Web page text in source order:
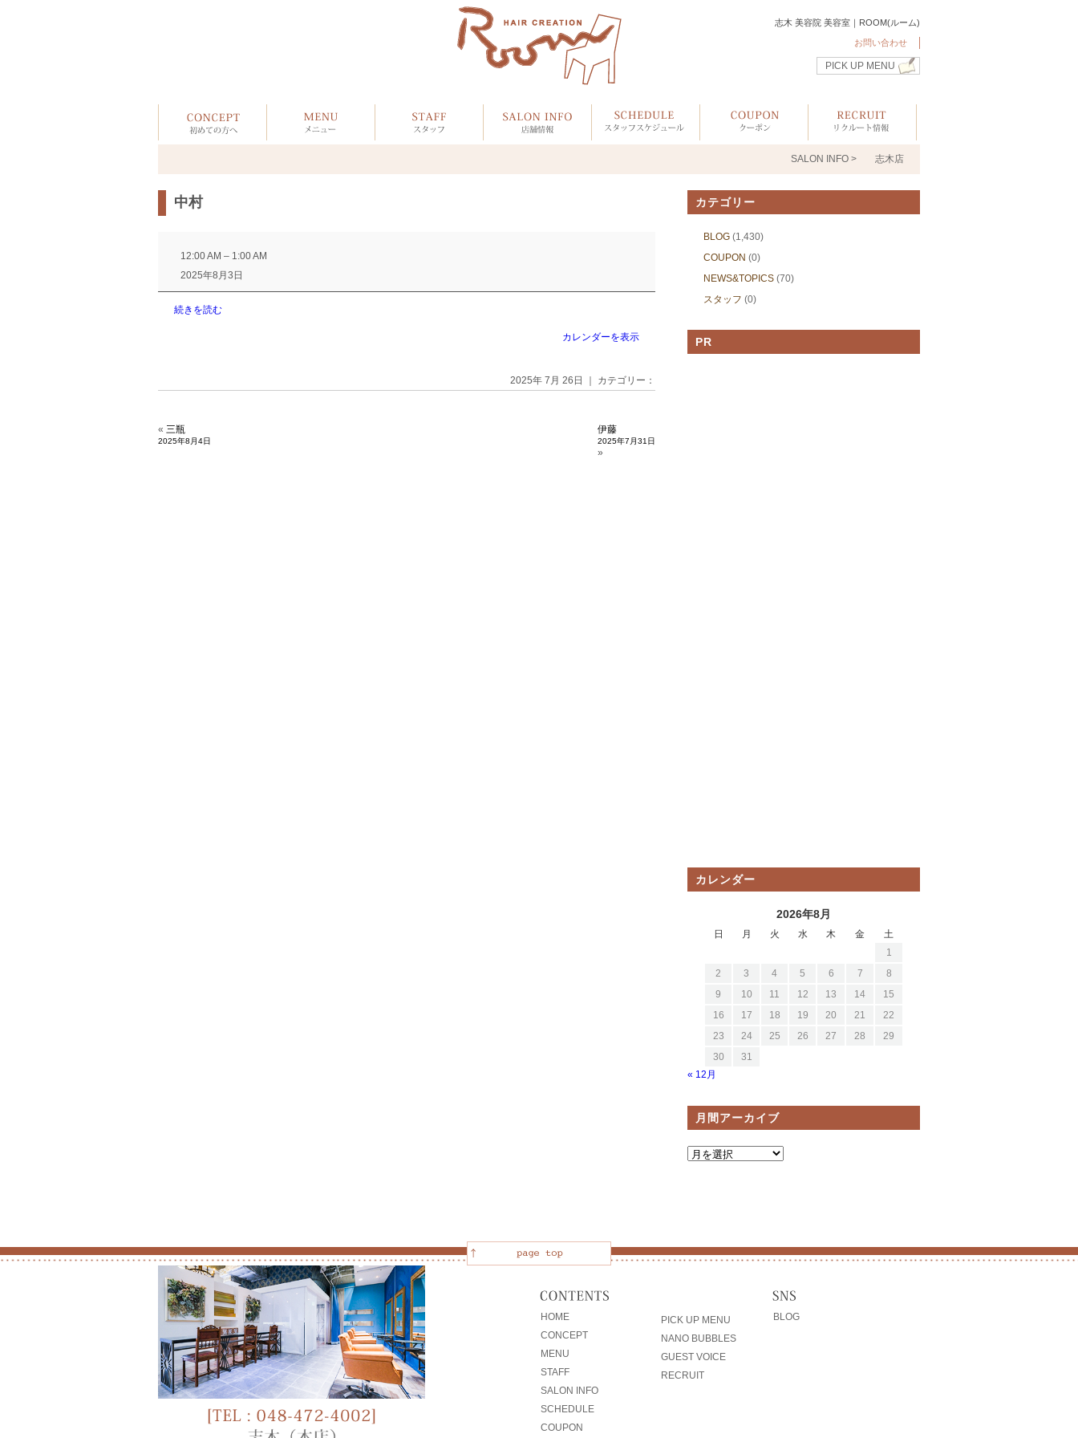
志木 美容院 美容室｜ROOM(ルーム)
お問い合わせ
PICK UP MENU
SALON INFO > 志木店
中村
12:00 AM – 1:00 AM
2025年8月3日
続きを読む
カレンダーを表示
2025年 7月 26日 ｜ カテゴリー：
« 三瓶
2025年8月4日
伊藤
2025年7月31日
»
カテゴリー
BLOG (1,430)
COUPON (0)
NEWS&TOPICS (70)
スタッフ (0)
PR
カレンダー
2026年8月
日 月 火 水 木 金
土
1
2
3 4 5 6 7
8
9
10 11 12 13 14
15
16
17 18 19 20 21
22
23
24 25 26 27 28
29
30
31
« 12月
月間アーカイブ
HOME
CONCEPT
MENU
STAFF
SALON INFO
SCHEDULE
COUPON
PICK UP MENU
NANO BUBBLES
GUEST VOICE
RECRUIT
BLOG